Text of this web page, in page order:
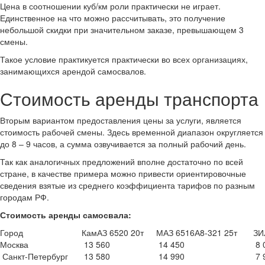
Цена в соотношении куб/км роли практически не играет.
Единственное на что можно рассчитывать, это получение
небольшой скидки при значительном заказе, превышающем 3
смены.
Такое условие практикуется практически во всех организациях,
занимающихся арендой самосвалов.
Стоимость аренды транспорта
Вторым вариантом предоставления цены за услуги, является
стоимость рабочей смены. Здесь временной диапазон округляется
до 8 – 9 часов, а сумма озвучивается за полный рабочий день.
Так как аналогичных предложений вполне достаточно по всей
стране, в качестве примера можно привести ориентировочные
сведения взятые из среднего коэффициента тарифов по разным
городам РФ.
Стоимость аренды самосвала:
Город
КамАЗ 6520 20т МАЗ 6516А8-321 25т
Москва
13 560 14 450
8
Санкт-Петербург
13 580 14 990
7